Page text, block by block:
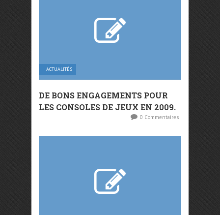
ACTUALITÉS
DE BONS ENGAGEMENTS POUR
LES CONSOLES DE JEUX EN 2009.
0 Commentaires